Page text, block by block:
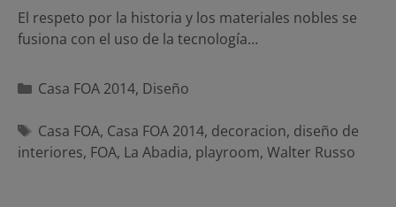
El respeto por la historia y los materiales nobles se
fusiona con el uso de la tecnología…
Categorías
Casa FOA 2014, Diseño
Etiquetas
Casa FOA, Casa FOA 2014, decoracion, diseño de
interiores, FOA, La Abadia, playroom, Walter Russo